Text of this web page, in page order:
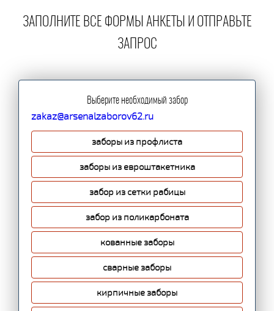
ЗАПОЛНИТЕ ВСЕ ФОРМЫ АНКЕТЫ И ОТПРАВЬТЕ
ЗАПРОС
Выберите необходимый забор
zakaz@arsenalzaborov62.ru
заборы из профлиста
заборы из евроштакетника
забор из сетки рабицы
забор из поликарбоната
кованные заборы
сварные заборы
кирпичные заборы